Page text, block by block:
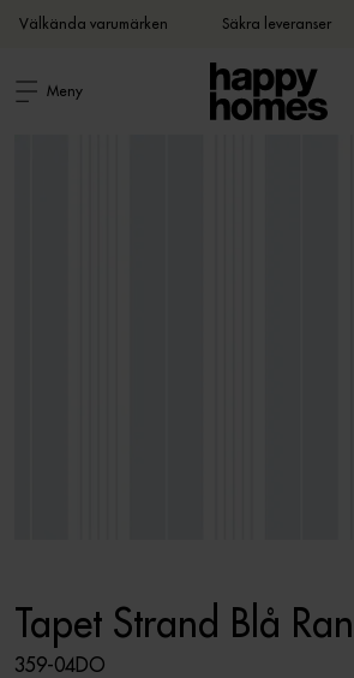
Välkända varumärken Säkra leveranser
Meny
Tapet Strand Blå
359-04DO